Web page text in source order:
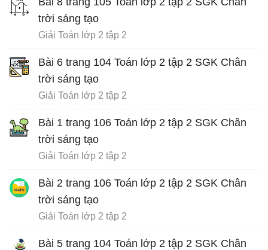
trời sáng tạo
Giải Toán lớp 2 tập 2
Bài 6 trang 104 Toán lớp 2 tập 2 SGK Chân
trời sáng tạo
Giải Toán lớp 2 tập 2
Bài 1 trang 106 Toán lớp 2 tập 2 SGK Chân
trời sáng tạo
Giải Toán lớp 2 tập 2
Bài 2 trang 106 Toán lớp 2 tập 2 SGK Chân
trời sáng tạo
Giải Toán lớp 2 tập 2
Bài 5 trang 104 Toán lớp 2 tập 2 SGK Chân